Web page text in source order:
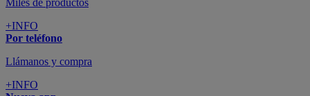
Miles de productos
+INFO
Por teléfono
Llámanos y compra
+INFO